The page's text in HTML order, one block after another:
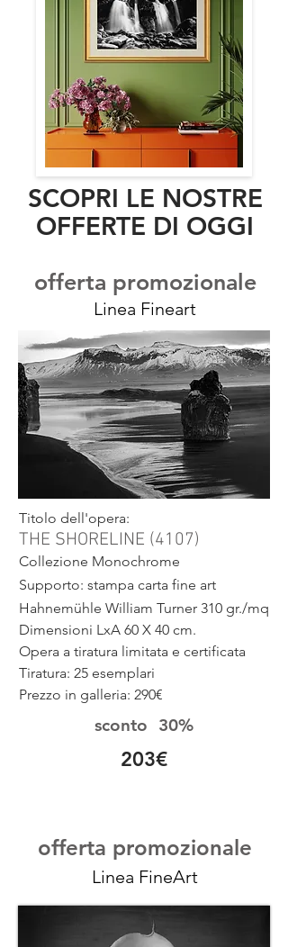
SCOPRI LE NOSTRE
OFFERTE DI OGGI
offerta promozionale
Linea Fineart
Titolo dell'opera:
THE SHORELINE (4107)
Collezione Monochrome
Supporto: stampa carta fine art
Hahnemühle William Turner 310 gr./mq
Dimensioni LxA 60 X 40 cm.
Opera a tiratura limitata e certificata
Tiratura: 25 esemplari
Prezzo in galleria: 290€
sconto 30%
203€
offerta promozionale
Linea FineArt